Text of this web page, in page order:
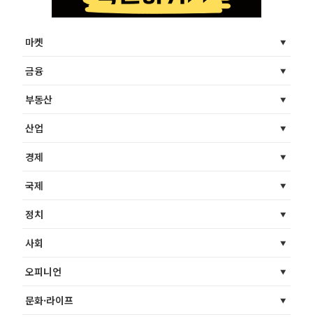
마켓
금융
부동산
산업
경제
국제
정치
사회
오피니언
문화·라이프